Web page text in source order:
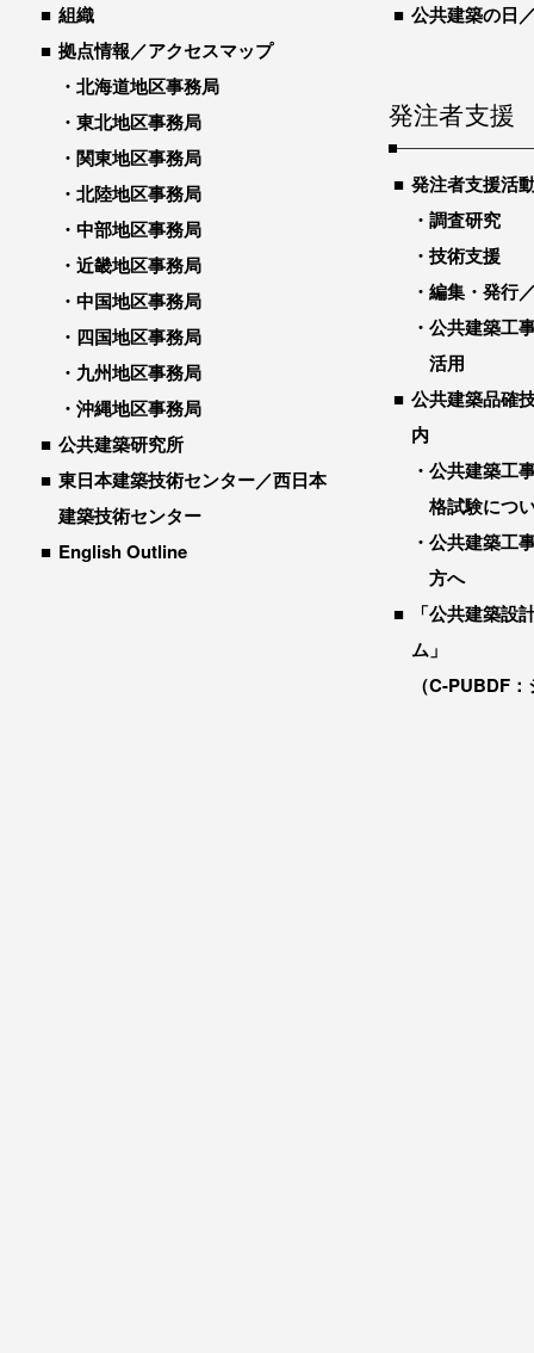
組織
拠点情報／アクセスマップ
北海道地区事務局
東北地区事務局
関東地区事務局
北陸地区事務局
中部地区事務局
近畿地区事務局
中国地区事務局
四国地区事務局
九州地区事務局
沖縄地区事務局
公共建築研究所
東日本建築技術センター／西日本
建築技術センター
English Outline
公共建築の日
発注者支援
発注者支援活
調査研究
技術支援
編集・発行
公共建築工
活用
公共建築品確
内
公共建築工
格試験につ
公共建築工
方へ
「公共建築設
ム」
（C-PUBDF